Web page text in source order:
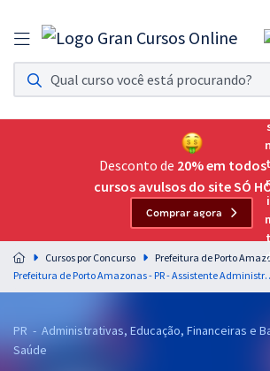
Assinatura Ilimitada 11
Acesso a todos os cursos. Teste grátis por 7 dias!
Assinatura OAB Até Passar
Acesso ilimitado a toda preparação para o Exame da
Residências Multiprofissionais
Preparação completa e intensiva para as principais
residências em saúde do Brasil
Assinatura Ilimitada
Desconto de 20% em todos
cursos avulsos do site SÓ
Comprar agora
Cursos por Concurso
Prefeitura de Porto
Prefeitura de Porto
PR - Administrativas, Educação, Financeiras e
Saúde